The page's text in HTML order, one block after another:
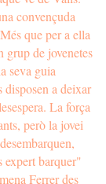
convençuda
que per a ella
grup de jovenetes
seva guia
disposen a deixar
La força
però la jovei
expert barquer"
Ferrer des